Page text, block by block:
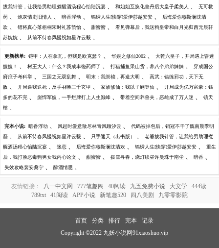
拔我针管，让我给男助理煮醒酒汤程心怡陆沉宴 、 和姐姐互换化兽丹后大皇子柔美人 、 无可救
药 、 炮灰情史旧情人 、 暗香浮动 、 锦绣人生[快穿]爱伊莎越安安 、 后悔爱你穆斯澜沈清
欢 、 错将真心落梧桐宋时礼苏韵怡 、 甜蜜蜜 、 看见弹幕后，我送狗皇帝和白月光归西元辰轩
苏婉婉 、 从前不待春风慢祝如星许云毅 、
更新榜单: 铠甲：人在拿瓦，但我是欧克瑟？ 、 华娱之修仙2002 、 大乾六皇子，开局遇上昏迷
嫂嫂！ 、 树王大人：什么？我成丰饶药师了 、 打猎捕鱼采山货，养八个弟弟妹妹 、 穿成国公
府庶子考科举 、 三国之无双乱舞 、 明末：我崇祯，再造大明 、 高武：错练邪功，天下无
敌 、 开局逼我送死，反手召唤三千玄甲 、 家族修仙：我以子嗣登仙 、 开局成为亿万富豪：钱
多的花不完 、 彪悍军嫂，一手烂牌打上人生巅峰 、 带着空间养兽夫，恶雌成了万人迷 、 镇天
棺 、
完本小说: 暗香浮动 、 风起时爱意散尽林青风顾汐云 、 代码被掉包后，销冠不干了魏南晨季明
磊 、 从前不待春风慢祝如星许云毅 、 只手遮天（出书版） 、 老婆拔我针管，让我给男助理煮
醒酒汤程心怡陆沉宴 、 迷恋 、 后悔爱你穆斯澜沈清欢 、 锦绣人生[快穿]爱伊莎越安安 、 重生
后，我打脸恶毒狗男女我内心论文 、 甜蜜蜜 、 拨雪寻春，烧灯续昼许曼珠于南尘 、 暗香 、
失效攻略裴安桑宁 、 醉酒情思 、
友情链接： 八一中文网 777笔趣阁 40阅读 九五免费小说 大文学
444读
789txt
41阅读 APP小说 新笔趣520 四八美剧 九零零影院
首页 分类 排行 完本
记录
Copyright ©2022 九妖小说网91xiaoshuo.vip